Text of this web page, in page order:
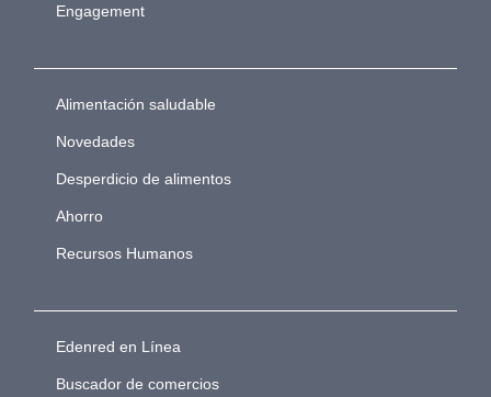
Engagement
Alimentación saludable
Novedades
Desperdicio de alimentos
Ahorro
Recursos Humanos
Edenred en Línea
Buscador de comercios